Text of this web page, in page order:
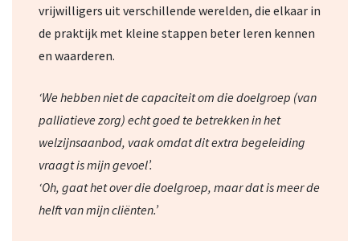
vrijwilligers uit verschillende werelden, die elkaar in
de praktijk met kleine stappen beter leren kennen
en waarderen.
‘We hebben niet de capaciteit om die doelgroep (van
palliatieve zorg) echt goed te betrekken in het
welzijnsaanbod, vaak omdat dit extra begeleiding
vraagt is mijn gevoel’.
‘Oh, gaat het over die doelgroep, maar dat is meer de
helft van mijn cliënten.’